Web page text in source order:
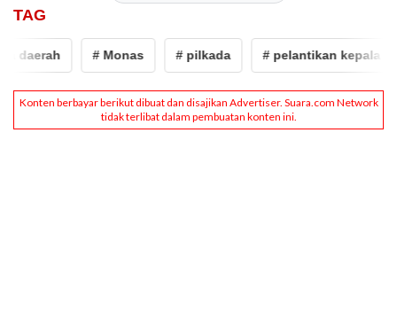
TAG
daerah # Monas # pilkada # pelantikan kepala